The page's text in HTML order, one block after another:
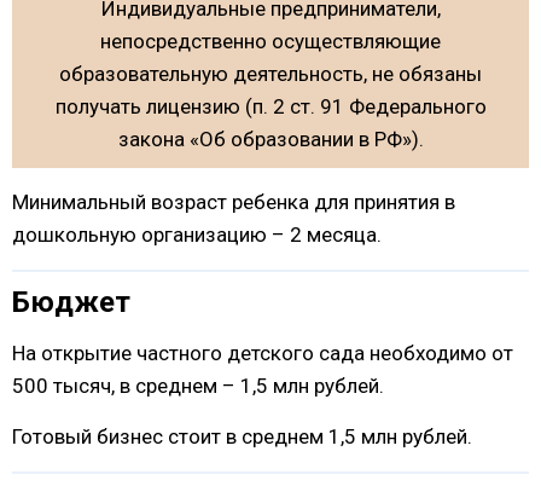
Индивидуальные предприниматели,
непосредственно осуществляющие
образовательную деятельность, не обязаны
получать лицензию (п. 2 ст. 91 Федерального
закона «Об образовании в РФ»).
Минимальный возраст ребенка для принятия в
дошкольную организацию – 2 месяца.
Бюджет
На открытие частного детского сада необходимо от
500 тысяч, в среднем – 1,5 млн рублей.
Готовый бизнес стоит в среднем 1,5 млн рублей.